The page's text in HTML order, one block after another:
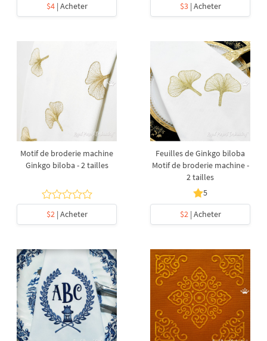
$4| Acheter
$3| Acheter
Motif de broderie machine
Ginkgo biloba - 2 tailles
$2| Acheter
Feuilles de Ginkgo biloba
Motif de broderie machine -
2 tailles
5
$2| Acheter